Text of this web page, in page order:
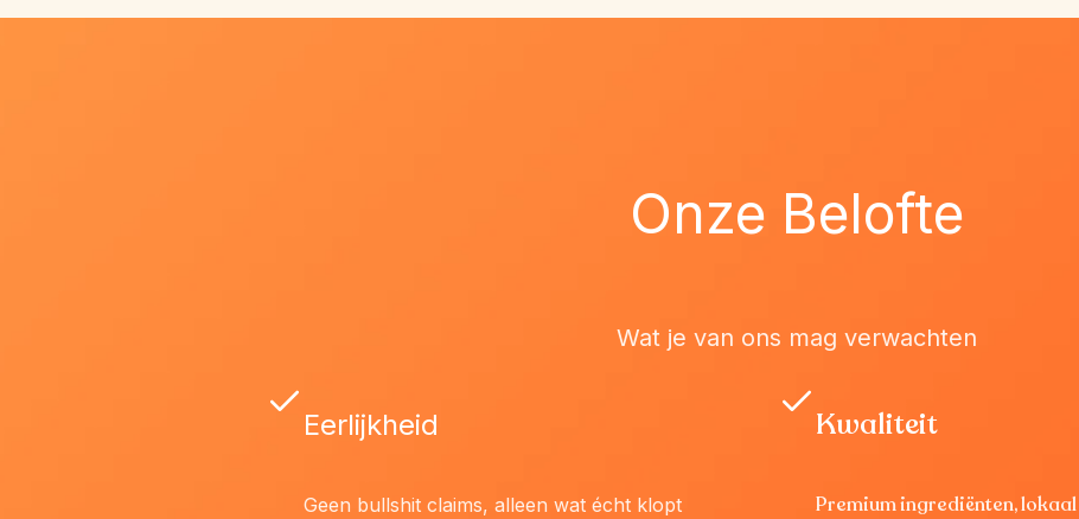
Onze Belofte
Wat je van ons mag verwachten
Eerlijkheid
Geen bullshit claims, alleen wat écht klopt
Kwaliteit
Premium ingrediënten,